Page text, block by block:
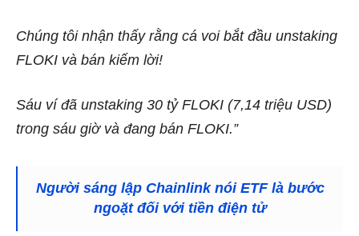
Chúng tôi nhận thấy rằng cá voi bắt đầu unstaking
FLOKI và bán kiếm lời!
Sáu ví đã unstaking 30 tỷ FLOKI (7,14 triệu USD)
trong sáu giờ và đang bán FLOKI.”
Người sáng lập Chainlink nói ETF là bước
ngoặt đối với tiền điện tử